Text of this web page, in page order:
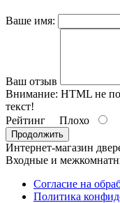
Ваше имя:
Ваш отзыв
Внимание: HTML не
текст!
Рейтинг Плохо
Продолжить
Интернет-магазин
Входные и
Согласие на
Политика